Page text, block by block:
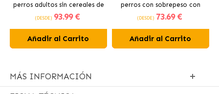
perros adultos sin cereales de
pollo
(DESDE) 93.99 €
Añadir al Carrito
perros con sobrepeso con
pollo fresco
(DESDE) 73.69 €
Añadir al Carrito
MÁS INFORMACIÓN